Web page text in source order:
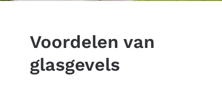
Voordelen van
glasgevels